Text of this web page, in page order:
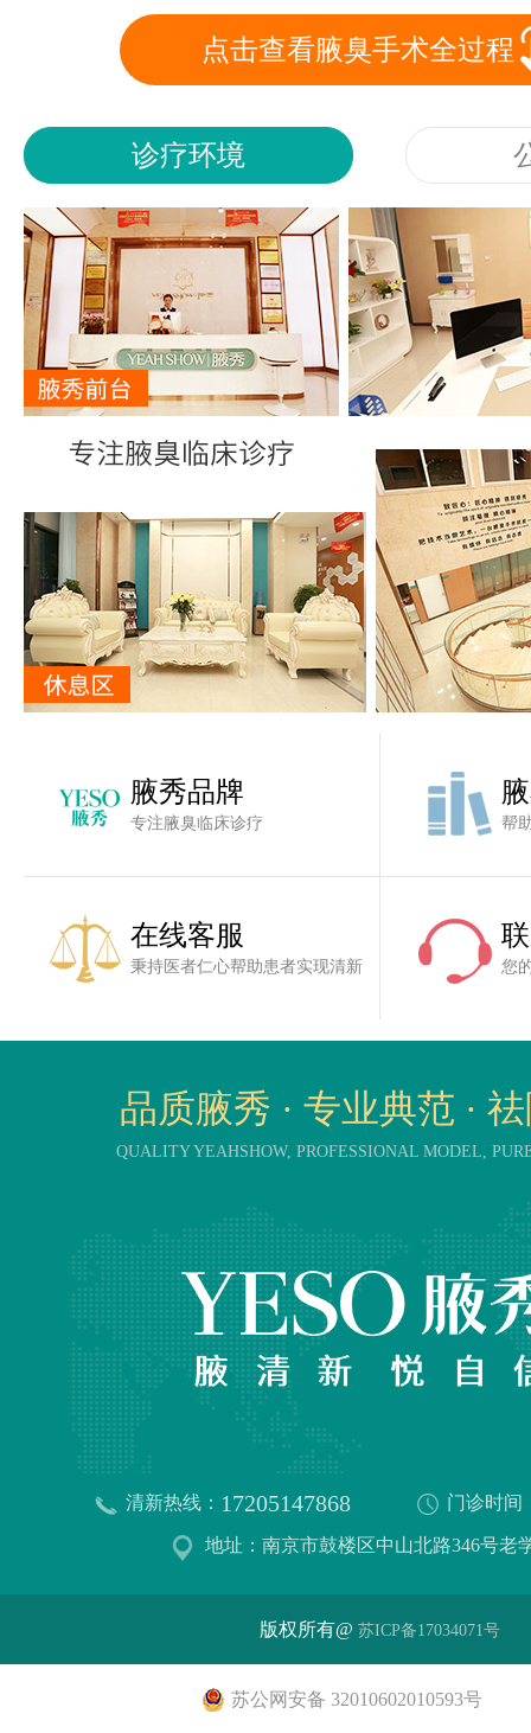
点击查看腋臭手术全过程
诊疗环境
腋秀品牌
专注腋臭临床诊疗 帮
在线客服
秉持医者仁心帮助患者实现清新 您
品质腋秀 · 专业典范 ·
QUALITY YEAHSHOW, PROFESSIONAL MODEL,
清新热线： 17205147868 门诊时间
地址：南京市鼓楼区中山北路346号老
版权所有@ 苏ICP备17034071号
苏公网安备 32010602010593号